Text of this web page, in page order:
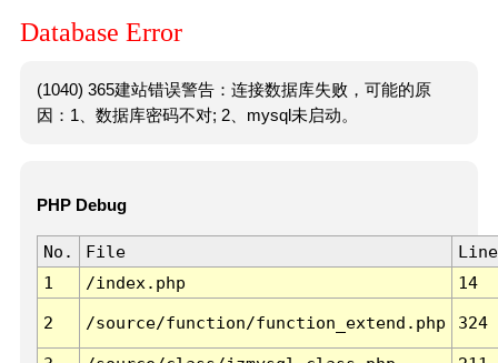
Database Error
(1040) 365建站错误警告：连接数据库失败，可能的原
因：1、数据库密码不对; 2、mysql未启动。
PHP Debug
No. File
Line
1
/index.php 14
2 /source/function/function_extend.php 324